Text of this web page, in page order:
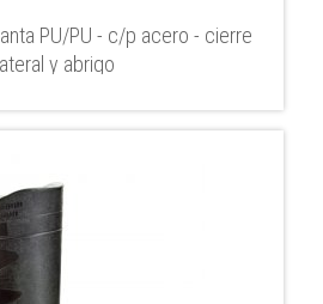
PU/PU - c/p acero - cierre
y abrigo